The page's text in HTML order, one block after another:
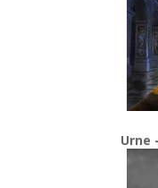
Urne